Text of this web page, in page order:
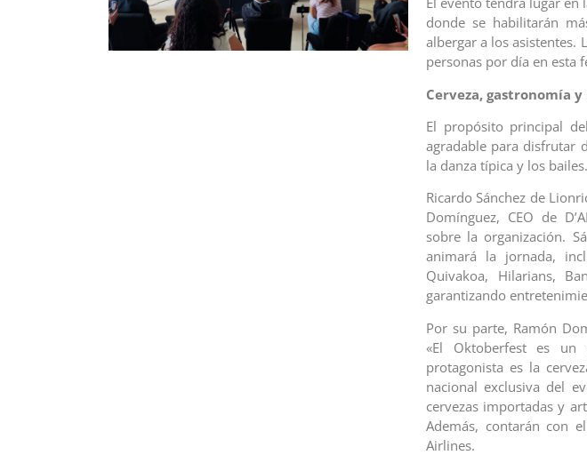
donde se habilitarán
albergar a los asistentes.
personas por día en esta
Cerveza, gastronomía
El propósito principal
agradable para disfrutar
la danza típica y los bailes.
Ricardo Sánchez de
Domínguez, CEO de
sobre la organización.
animará la jornada,
Quivakoa, Hilarians,
garantizando
Por su parte, Ramón
«El Oktoberfest es
protagonista es la
nacional exclusiva del
cervezas importadas y
Además, contarán con
Airlines.